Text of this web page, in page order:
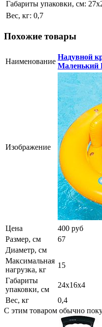
Габариты упаковки, см:
Вес, кг: 0,7
Похожие товары
Наименование
Надувной
Маленький
Изображение
Цена 400 руб
Размер, см
67
Диаметр, см
Максимальная
нагрузка, кг
15
Габариты
упаковки, см
24х16х4
Вес, кг
0,4
С этим товаром обычно